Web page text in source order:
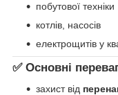
побутової техніки
котлів, насосів
електрощитів у
✅ Основні
захист від